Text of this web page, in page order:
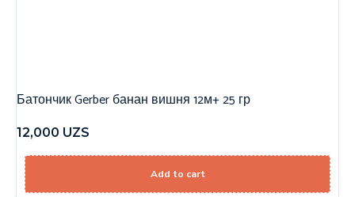
Батончик Gerber банан вишня 12м+ 25 гр
12,000 UZS
Add to cart